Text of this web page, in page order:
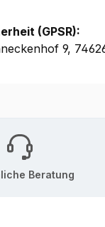
(GPSR):
9,
Beratung